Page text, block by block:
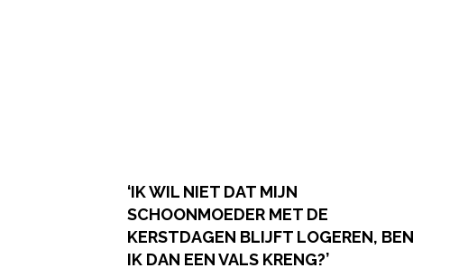
‘IK WIL NIET DAT MIJN
SCHOONMOEDER MET DE
KERSTDAGEN BLIJFT LOGEREN, BEN
IK DAN EEN VALS KRENG?’